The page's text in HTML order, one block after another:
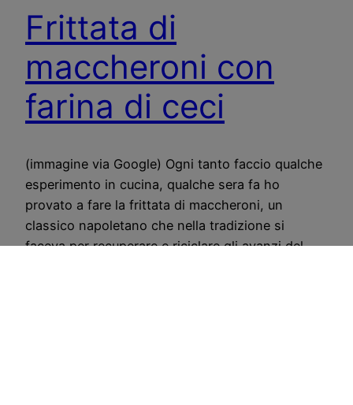
Frittata di
maccheroni con
farina di ceci
(immagine via Google) Ogni tanto faccio qualche
esperimento in cucina, qualche sera fa ho
provato a fare la frittata di maccheroni, un
classico napoletano che nella tradizione si
faceva per recuperare e riciclare gli avanzi del